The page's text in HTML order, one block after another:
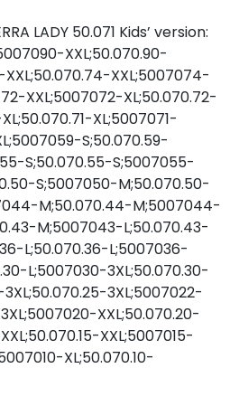
LADY 50.071 Kids’ version:
XXL;50.070.90-
XXL;5007074-
XXL;5007072-XL;50.070.72-
XL;5007071-
S;50.070.59-
S;50.070.55-S;5007055-
S;5007050-M;50.070.50-
M;50.070.44-M;5007044-
M;5007043-L;50.070.43-
L;50.070.36-L;5007036-
L;5007030-3XL;50.070.30-
3XL;5007022-
XXL;50.070.20-
XXL;5007015-
XL;50.070.10-